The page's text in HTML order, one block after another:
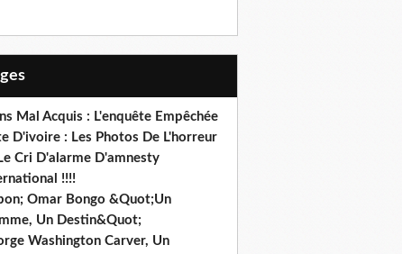
Mal Acquis : L'enquête Empêchée
D'ivoire : Les Photos De L'horreur
Cri D'alarme D'amnesty
!!!!
Omar Bongo &Quot;Un
Un Destin&Quot;
Washington Carver, Un